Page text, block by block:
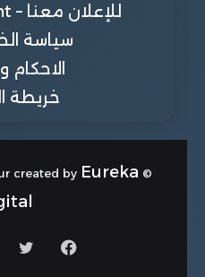
للإعلان معنا – Advertisement
سياسة
الاحكام
خريطة
© Copyright 2026, detafour created by
Eureka
فيسبوك